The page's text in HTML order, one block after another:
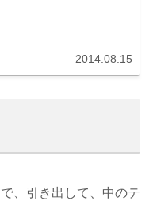
2014.08.15
、引き出して、中のテ